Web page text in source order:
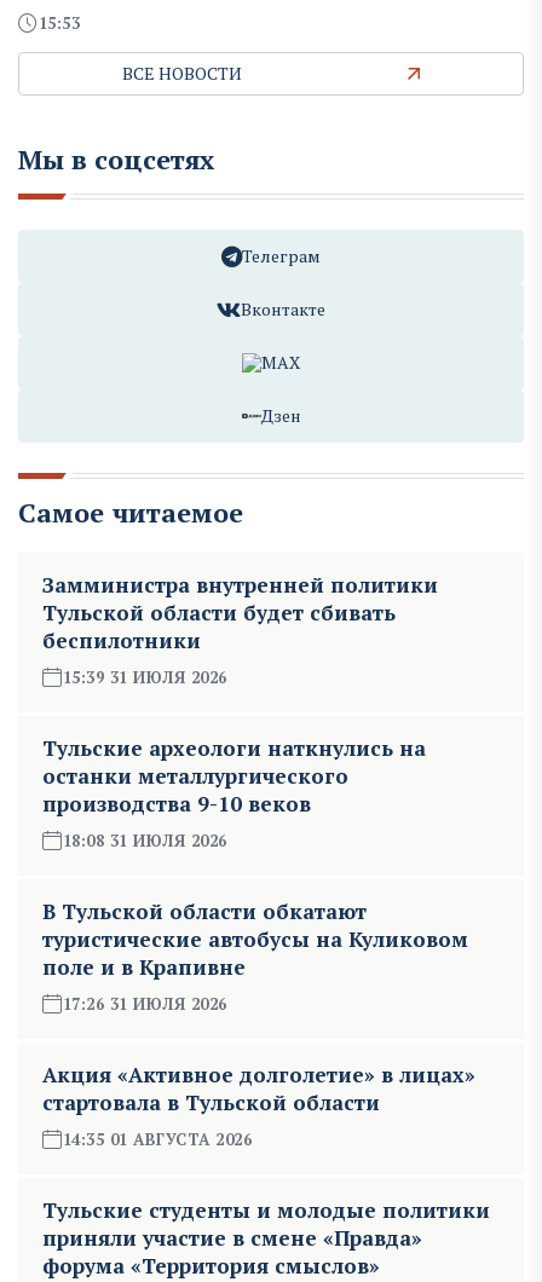
15:53
ВСЕ НОВОСТИ
Мы в соцсетях
Телеграм
Вконтакте
MAX
Дзен
Самое читаемое
Замминистра внутренней политики
Тульской области будет сбивать
беспилотники
15:39 31 ИЮЛЯ 2026
Тульские археологи наткнулись на
останки металлургического
производства 9-10 веков
18:08 31 ИЮЛЯ 2026
В Тульской области обкатают
туристические автобусы на Куликовом
поле и в Крапивне
17:26 31 ИЮЛЯ 2026
Акция «Активное долголетие» в лицах»
стартовала в Тульской области
14:35 01 АВГУСТА 2026
Тульские студенты и молодые политики
приняли участие в смене «Правда»
форума «Территория смыслов»